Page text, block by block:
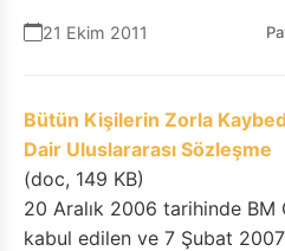
21 Ekim 2011
Bütün Kişilerin Zorla
Dair Uluslararası Sözleşme
(doc, 149 KB)
20 Aralık 2006 tarihinde BM
kabul edilen ve 7 Şubat